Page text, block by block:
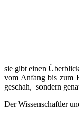
sie gibt einen
vom Anfang bis zum
geschah, sondern
Der Wissenschaftler